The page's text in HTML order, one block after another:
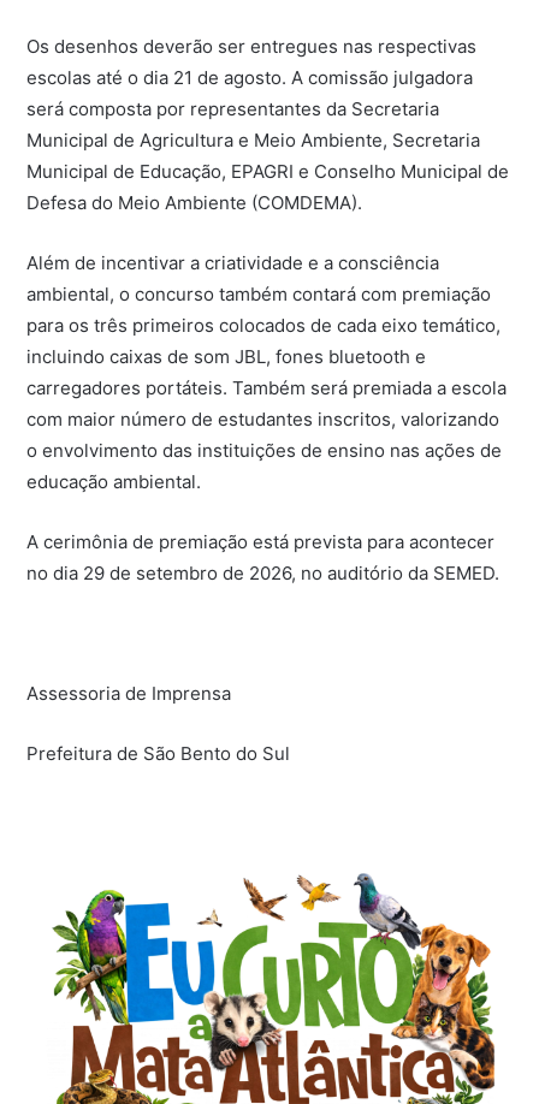
Os desenhos deverão ser entregues nas respectivas
escolas até o dia 21 de agosto. A comissão julgadora
será composta por representantes da Secretaria
Municipal de Agricultura e Meio Ambiente, Secretaria
Municipal de Educação, EPAGRI e Conselho Municipal de
Defesa do Meio Ambiente (COMDEMA).
Além de incentivar a criatividade e a consciência
ambiental, o concurso também contará com premiação
para os três primeiros colocados de cada eixo temático,
incluindo caixas de som JBL, fones bluetooth e
carregadores portáteis. Também será premiada a escola
com maior número de estudantes inscritos, valorizando
o envolvimento das instituições de ensino nas ações de
educação ambiental.
A cerimônia de premiação está prevista para acontecer
no dia 29 de setembro de 2026, no auditório da SEMED.
Assessoria de Imprensa
Prefeitura de São Bento do Sul